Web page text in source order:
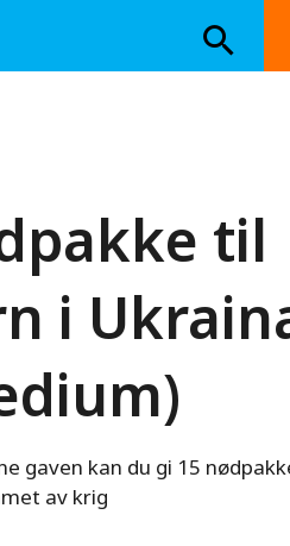
til
i
gaven kan du gi 15
av krig